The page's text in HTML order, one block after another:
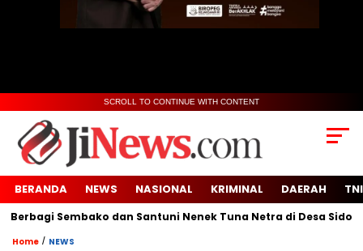
SCROLL TO CONTINUE WITH CONTENT
BERANDA NEWS NASIONAL KRIMINAL DAERAH
Sembako dan Santuni Nenek Tuna Netra di Desa Sidoko
Home / NEWS